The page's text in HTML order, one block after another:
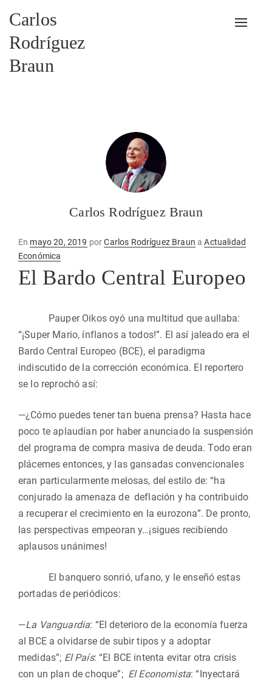
Carlos
Rodríguez
Braun
Carlos Rodríguez Braun
En Publicado
en
mayo 20, 2019 porCarlos Rodríguez Braun aActualidad
Económica
El Bardo Central Europeo
Pauper Oikos oyó una multitud que aullaba:
“¡Super Mario, ínflanos a todos!”. El así jaleado era el
Bardo Central Europeo (BCE), el paradigma
indiscutido de la corrección económica. El reportero
se lo reprochó así:
—¿Cómo puedes tener tan buena prensa? Hasta hace
poco te aplaudían por haber anunciado la suspensión
del programa de compra masiva de deuda. Todo eran
plácemes entonces, y las gansadas convencionales
eran particularmente melosas, del estilo de: “ha
conjurado la amenaza de deflación y ha contribuido
a recuperar el crecimiento en la eurozona”. De pronto,
las perspectivas empeoran y…¡sigues recibiendo
aplausos unánimes!
El banquero sonrió, ufano, y le enseñó estas
portadas de periódicos:
—La Vanguardia: “El deterioro de la economía fuerza
al BCE a olvidarse de subir tipos y a adoptar
medidas”; El País: “El BCE intenta evitar otra crisis
con un plan de choque”; El Economista: “Inyectará